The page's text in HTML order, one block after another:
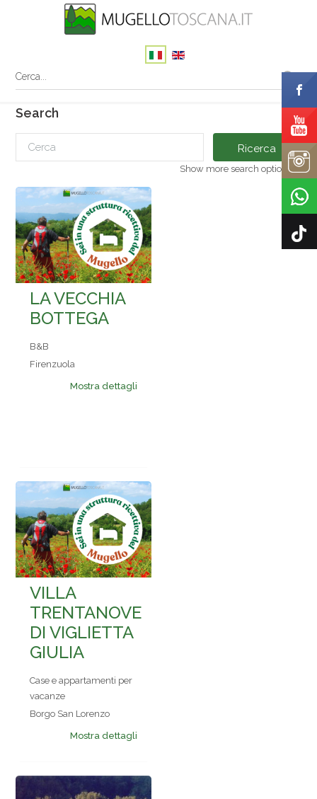
Search
Ricerca
Show more search options
LA VECCHIA
BOTTEGA
B&B
Firenzuola
Mostra dettagli
VILLA
TRENTANOVE
DI VIGLIETTA
GIULIA
Case e appartamenti per
vacanze
Borgo San Lorenzo
Mostra dettagli